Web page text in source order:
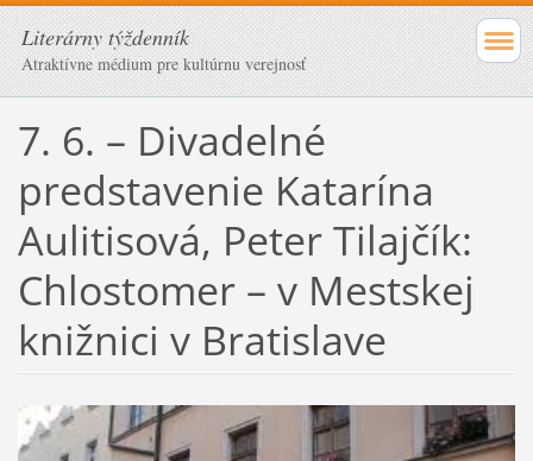
Literárny týždenník
Atraktívne médium pre kultúrnu verejnosť
7. 6. – Divadelné
predstavenie Katarína
Aulitisová, Peter Tilajčík:
Chlostomer – v Mestskej
knižnici v Bratislave